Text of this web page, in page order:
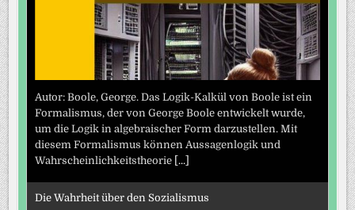
Autor: Boole, George. Das Logik-Kalkül von Boole ist ein
Formalismus, der von George Boole entwickelt wurde,
um die Logik in algebraischer Form darzustellen. Mit
diesem Formalismus können Aussagenlogik und
Wahrscheinlichkeitstheorie [...]
Die Wahrheit über den Sozialismus